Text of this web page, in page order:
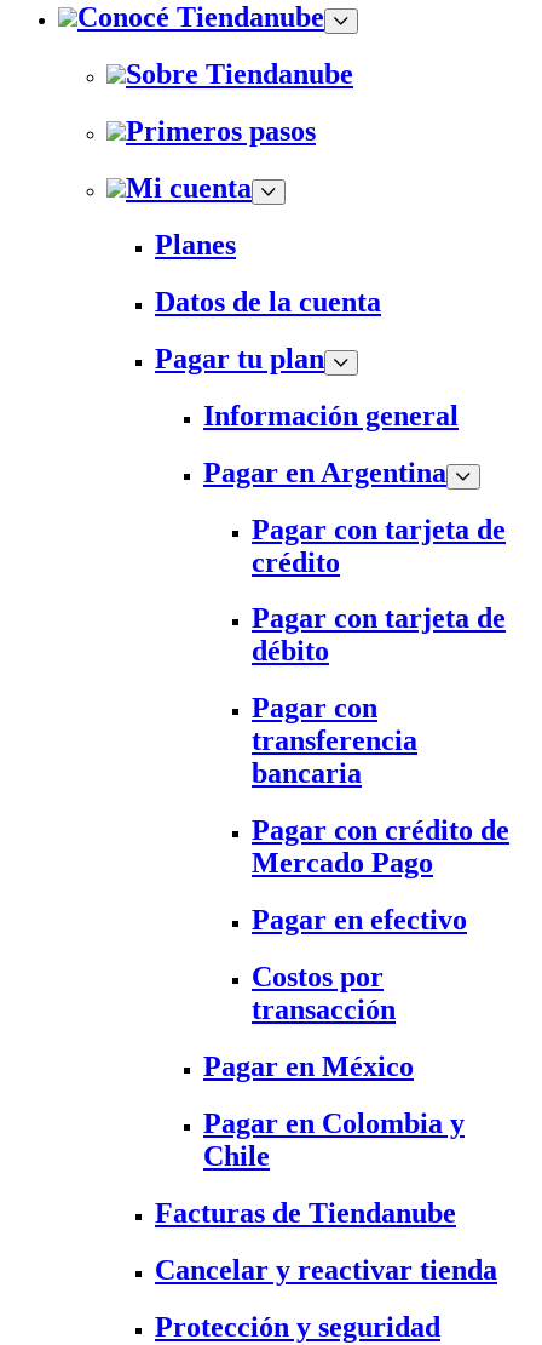
Conocé Tiendanube
Sobre Tiendanube
Primeros pasos
Mi cuenta
Planes
Datos de la cuenta
Pagar tu plan
Información general
Pagar en Argentina
Pagar con tarjeta de
crédito
Pagar con tarjeta de
débito
Pagar con
transferencia
bancaria
Pagar con crédito de
Mercado Pago
Pagar en efectivo
Costos por
transacción
Pagar en México
Pagar en Colombia y
Chile
Facturas de Tiendanube
Cancelar y reactivar tienda
Protección y seguridad